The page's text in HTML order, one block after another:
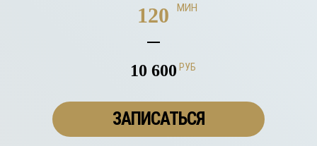
120 МИН
10 600 РУБ
ЗАПИСАТЬСЯ